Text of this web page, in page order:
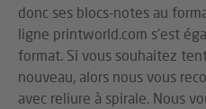
donc ses blocs-notes au
ligne printworld.com s’est
format. Si vous souhaitez
nouveau, alors nous vous
avec reliure à spirale. Nous